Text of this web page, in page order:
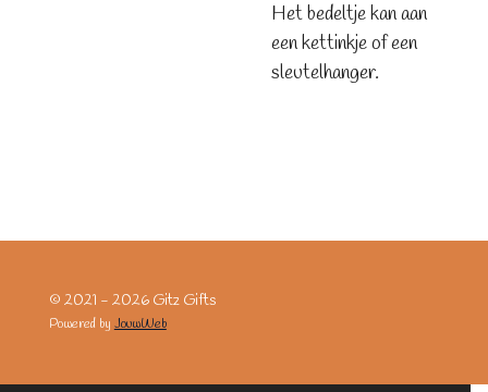
Het bedeltje kan aan
een kettinkje of een
sleutelhanger.
© 2021 - 2026 Gitz Gifts
Powered byJouwWeb